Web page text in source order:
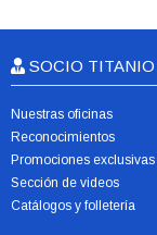
SOCIO
Nuestras oficinas
Reconocimientos
Promociones
Sección de videos
Catálogos y folletería